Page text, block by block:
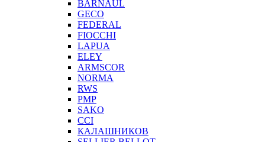
BARNAUL
GEСO
FEDERAL
FIOCCHI
LAPUA
ELEY
ARMSCOR
NORMA
RWS
PMP
SAKO
CCI
КАЛАШНИКОВ